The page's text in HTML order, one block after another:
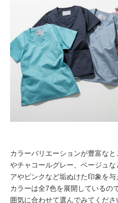
カラーバリエーションが豊富な
やチャコールグレー、ベージュ
アやピンクなど垢ぬけた印象を与
カラーは全7色を展開しているの
囲気に合わせて選んでみてくださ